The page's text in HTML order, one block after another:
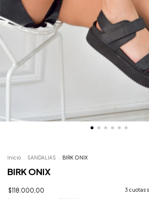
Inicio SANDALIAS BIRK ONIX
BIRK ONIX
$118.000,00 3 cuotas